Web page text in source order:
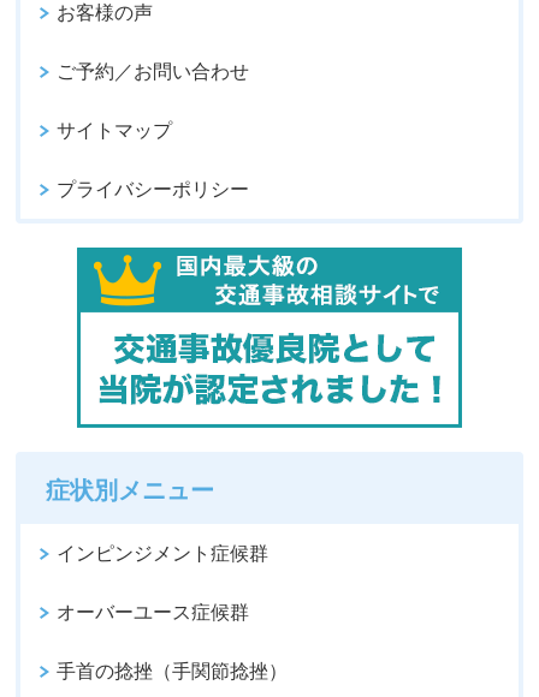
お客様の声
ご予約／お問い合わせ
サイトマップ
プライバシーポリシー
症状別メニュー
インピンジメント症候群
オーバーユース症候群
手首の捻挫（手関節捻挫）